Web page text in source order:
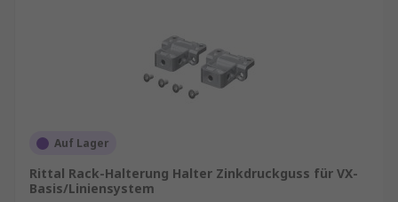
Auf Lager
Rittal Rack-Halterung Halter Zinkdruckguss für VX-
Basis/Liniensystem